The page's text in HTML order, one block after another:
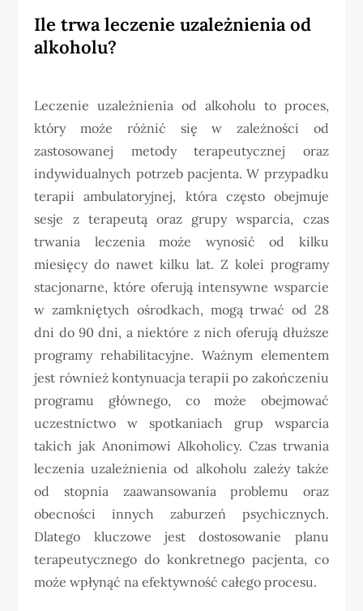
Ile trwa leczenie uzależnienia od
alkoholu?
Leczenie uzależnienia od alkoholu to proces,
który może różnić się w zależności od
zastosowanej metody terapeutycznej oraz
indywidualnych potrzeb pacjenta. W przypadku
terapii ambulatoryjnej, która często obejmuje
sesje z terapeutą oraz grupy wsparcia, czas
trwania leczenia może wynosić od kilku
miesięcy do nawet kilku lat. Z kolei programy
stacjonarne, które oferują intensywne wsparcie
w zamkniętych ośrodkach, mogą trwać od 28
dni do 90 dni, a niektóre z nich oferują dłuższe
programy rehabilitacyjne. Ważnym elementem
jest również kontynuacja terapii po zakończeniu
programu głównego, co może obejmować
uczestnictwo w spotkaniach grup wsparcia
takich jak Anonimowi Alkoholicy. Czas trwania
leczenia uzależnienia od alkoholu zależy także
od stopnia zaawansowania problemu oraz
obecności innych zaburzeń psychicznych.
Dlatego kluczowe jest dostosowanie planu
terapeutycznego do konkretnego pacjenta, co
może wpłynąć na efektywność całego procesu.